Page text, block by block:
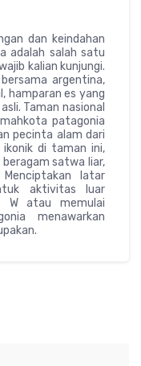
dan keindahan
adalah salah satu
kalian kunjungi.
argentina,
hamparan es yang
Taman nasional
patagonia
pecinta alam dari
ikonik di taman ini,
beragam satwa liar,
latar
aktivitas luar
W atau memulai
menawarkan